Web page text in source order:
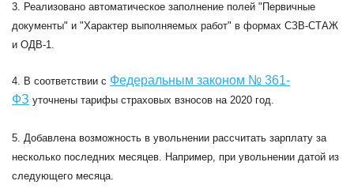
3. Реализовано автоматическое заполнение полей "Первичные
документы" и "Характер выполняемых работ" в формах СЗВ-СТАЖ
и ОДВ-1.
4. В соответствии с Федеральным законом № 361-
ФЗ уточнены тарифы страховых взносов на 2020 год.
5. Добавлена возможность в увольнении рассчитать зарплату за
несколько последних месяцев. Например, при увольнении датой из
следующего месяца.